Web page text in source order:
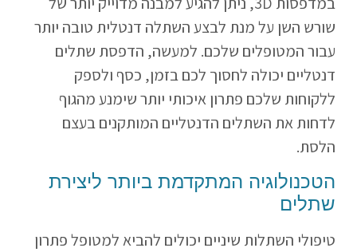
שורש השן על מנת לבצע השתלה דנטלית טובה יותר
עבור המטופלים שלכם. למעשה, הדפסת שתלים
דנטליים יכולה לחסוך לכם בזמן, כסף ולספק
ללקוחות שלכם פתרון איכותי יותר שימנע מהגוף
לדחות את השתלים הדנטליים המותקנים בעצם
הלסת.
הטכנולוגיה המתקדמת ביותר ליצירת
שתלים
טיפולי השתלות שיניים יכולים להביא למטופל פתרון